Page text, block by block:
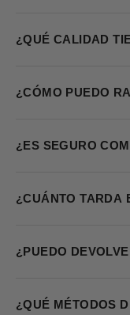
¿QUÉ CALIDAD
¿CÓMO PUEDO
¿ES SEGURO
¿CUÁNTO TARDA
¿PUEDO
¿QUÉ MÉTODOS